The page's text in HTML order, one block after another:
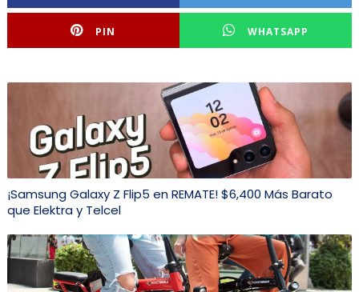
PIN WHATSAPP
¡Samsung Galaxy Z Flip5 en REMATE! $6,400 Más Barato
que Elektra y Telcel